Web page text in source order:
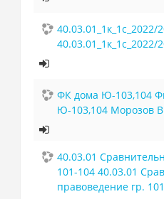
ФК дома Ю-103,104
Ю-103,104 Морозов
40.03.01
101-104 40.03.01
правоведение гр.